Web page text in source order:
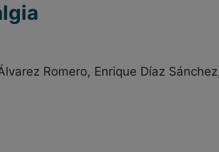
Romero, Enrique Díaz